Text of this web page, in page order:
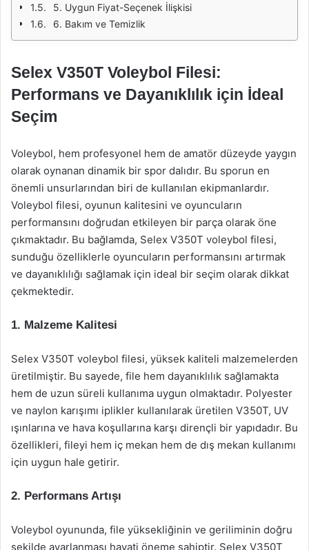
5. Uygun Fiyat-Seçenek İlişkisi
6. Bakım ve Temizlik
Selex V350T Voleybol Filesi:
Performans ve Dayanıklılık için İdeal
Seçim
Voleybol, hem profesyonel hem de amatör düzeyde yaygın
olarak oynanan dinamik bir spor dalıdır. Bu sporun en
önemli unsurlarından biri de kullanılan ekipmanlardır.
Voleybol filesi, oyunun kalitesini ve oyuncuların
performansını doğrudan etkileyen bir parça olarak öne
çıkmaktadır. Bu bağlamda, Selex V350T voleybol filesi,
sunduğu özelliklerle oyuncuların performansını artırmak
ve dayanıklılığı sağlamak için ideal bir seçim olarak dikkat
çekmektedir.
1. Malzeme Kalitesi
Selex V350T voleybol filesi, yüksek kaliteli malzemelerden
üretilmiştir. Bu sayede, file hem dayanıklılık sağlamakta
hem de uzun süreli kullanıma uygun olmaktadır. Polyester
ve naylon karışımı iplikler kullanılarak üretilen V350T, UV
ışınlarına ve hava koşullarına karşı dirençli bir yapıdadır. Bu
özellikleri, fileyi hem iç mekan hem de dış mekan kullanımı
için uygun hale getirir.
2. Performans Artışı
Voleybol oyununda, file yüksekliğinin ve geriliminin doğru
şekilde ayarlanması hayati öneme sahiptir. Selex V350T